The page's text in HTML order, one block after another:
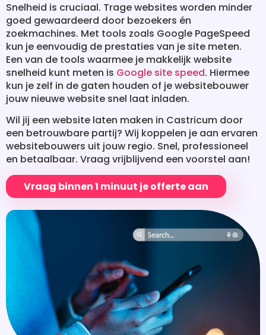
Snelheid is cruciaal. Trage websites worden minder
goed gewaardeerd door bezoekers én
zoekmachines. Met tools zoals Google PageSpeed
kun je eenvoudig de prestaties van je site meten.
Een van de tools waarmee je makkelijk website
snelheid kunt meten is Google site speed. Hiermee
kun je zelf in de gaten houden of je websitebouwer
jouw nieuwe website snel laat inladen.
Wil jij een website laten maken in Castricum door
een betrouwbare partij? Wij koppelen je aan ervaren
websitebouwers uit jouw regio. Snel, professioneel
en betaalbaar. Vraag vrijblijvend een voorstel aan!
Vraag binnen 1 minuut je offerte aan